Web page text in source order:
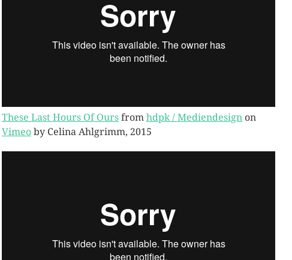
These Last Hours Of Ours from hdpk / Mediendesign on
Vimeo by Celina Ahlgrimm, 2015